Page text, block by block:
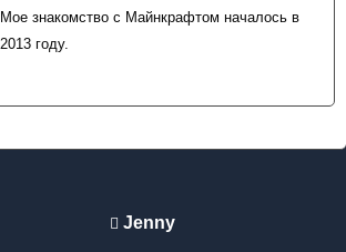
Мое знакомство с Майнкрафтом началось в
2013 году.
Jenny